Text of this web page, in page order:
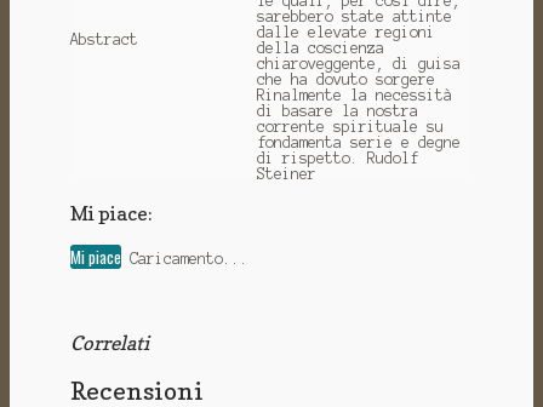
Abstract
sarebbero state attinte
dalle elevate regioni
della coscienza
chiaroveggente, di guisa
che ha dovuto sorgere
Rinalmente la necessità
di basare la nostra
corrente spirituale su
fondamenta serie e degne
di rispetto. Rudolf
Steiner
Mi piace:
Mi piace Caricamento...
Correlati
Recensioni